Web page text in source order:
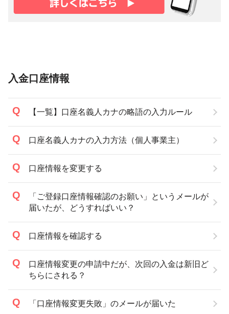
入金口座情報
【一覧】口座名義人カナの略語の入力ルール
口座名義人カナの入力方法（個人事業主）
口座情報を変更する
「ご登録口座情報確認のお願い」というメールが
届いたが、どうすればいい？
口座情報を確認する
口座情報変更の申請中だが、次回の入金は新旧ど
ちらにされる？
「口座情報変更失敗」のメールが届いた